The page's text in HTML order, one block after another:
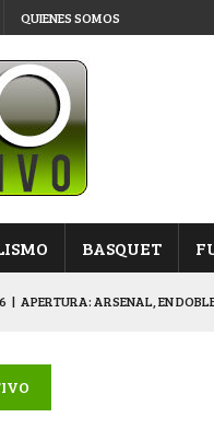
QUIENES SOMOS
BASQUET
| APERTURA: ARSENAL, EN
DERROTÓ A NAPENAY Y